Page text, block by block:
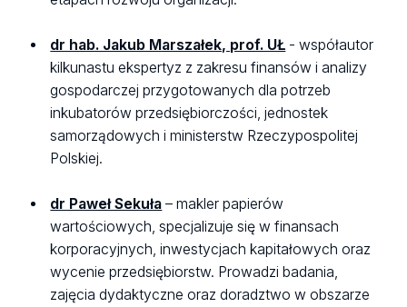
dr hab. Jakub Marszałek, prof. UŁ - współautor
kilkunastu ekspertyz z zakresu finansów i analizy
gospodarczej przygotowanych dla potrzeb
inkubatorów przedsiębiorczości, jednostek
samorządowych i ministerstw Rzeczypospolitej
Polskiej.
dr Paweł Sekuła – makler papierów
wartościowych, specjalizuje się w finansach
korporacyjnych, inwestycjach kapitałowych oraz
wycenie przedsiębiorstw. Prowadzi badania,
zajęcia dydaktyczne oraz doradztwo w obszarze